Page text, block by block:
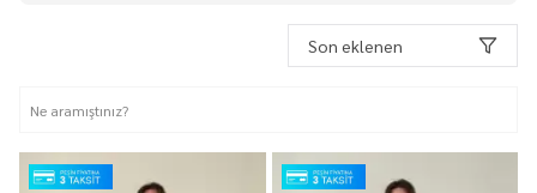
Son eklenen